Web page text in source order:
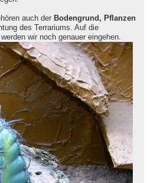
auch der Bodengrund, Pflanzen
des Terrariums. Auf die
wir noch genauer eingehen.